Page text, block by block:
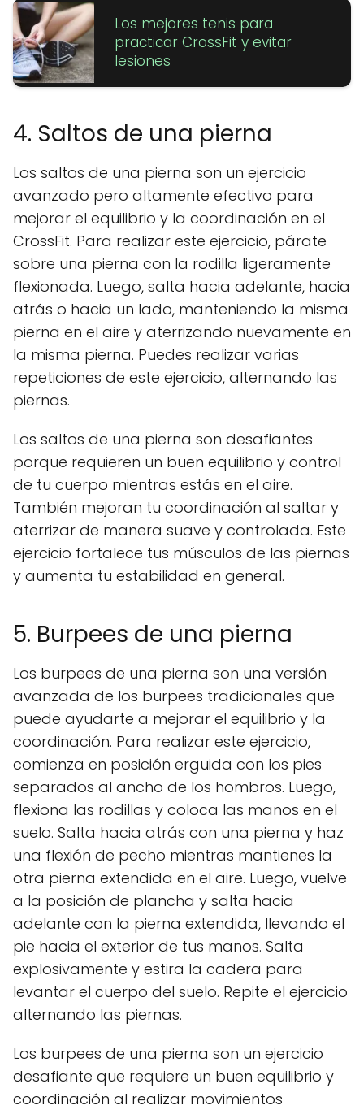
Los mejores tenis para
practicar CrossFit y evitar
lesiones
4. Saltos de una pierna
Los saltos de una pierna son un ejercicio
avanzado pero altamente efectivo para
mejorar el equilibrio y la coordinación en el
CrossFit. Para realizar este ejercicio, párate
sobre una pierna con la rodilla ligeramente
flexionada. Luego, salta hacia adelante, hacia
atrás o hacia un lado, manteniendo la misma
pierna en el aire y aterrizando nuevamente en
la misma pierna. Puedes realizar varias
repeticiones de este ejercicio, alternando las
piernas.
Los saltos de una pierna son desafiantes
porque requieren un buen equilibrio y control
de tu cuerpo mientras estás en el aire.
También mejoran tu coordinación al saltar y
aterrizar de manera suave y controlada. Este
ejercicio fortalece tus músculos de las piernas
y aumenta tu estabilidad en general.
5. Burpees de una pierna
Los burpees de una pierna son una versión
avanzada de los burpees tradicionales que
puede ayudarte a mejorar el equilibrio y la
coordinación. Para realizar este ejercicio,
comienza en posición erguida con los pies
separados al ancho de los hombros. Luego,
flexiona las rodillas y coloca las manos en el
suelo. Salta hacia atrás con una pierna y haz
una flexión de pecho mientras mantienes la
otra pierna extendida en el aire. Luego, vuelve
a la posición de plancha y salta hacia
adelante con la pierna extendida, llevando el
pie hacia el exterior de tus manos. Salta
explosivamente y estira la cadera para
levantar el cuerpo del suelo. Repite el ejercicio
alternando las piernas.
Los burpees de una pierna son un ejercicio
desafiante que requiere un buen equilibrio y
coordinación al realizar movimientos